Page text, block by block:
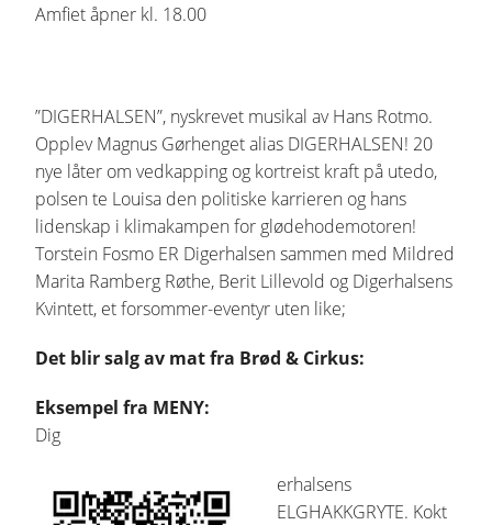
Amfiet åpner kl. 18.00
”DIGERHALSEN”, nyskrevet musikal av Hans Rotmo.
Opplev Magnus Gørhenget alias DIGERHALSEN! 20
nye låter om vedkapping og kortreist kraft på utedo,
polsen te Louisa den politiske karrieren og hans
lidenskap i klimakampen for glødehodemotoren!
Torstein Fosmo ER Digerhalsen sammen med Mildred
Marita Ramberg Røthe, Berit Lillevold og Digerhalsens
Kvintett, et forsommer-eventyr uten like;
Det blir salg av mat fra Brød & Cirkus:
Eksempel fra MENY:
Dig
erhalsens
ELGHAKKGRYTE. Kokt